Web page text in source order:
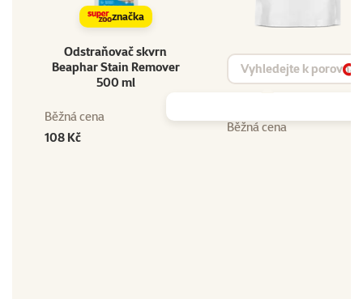
značka
Odstraňovač skvrn
Beaphar Stain Remover
500 ml
Vyhledat produkt
Běžná cena
108 Kč
Běžná cena